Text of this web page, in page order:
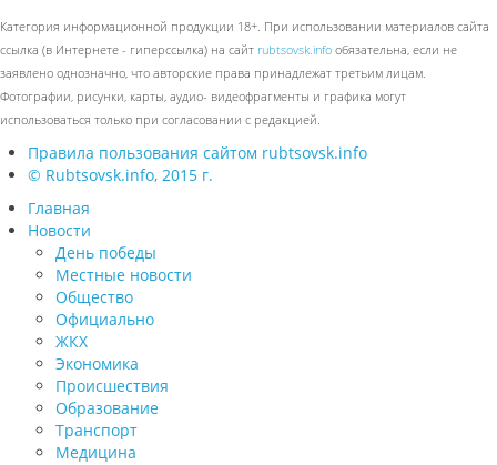
Категория информационной продукции 18+. При использовании материалов сайта
ссылка (в Интернете - гиперссылка) на сайт rubtsovsk.info обязательна, если не
заявлено однозначно, что авторские права принадлежат третьим лицам.
Фотографии, рисунки, карты, аудио- видеофрагменты и графика могут
использоваться только при согласовании с редакцией.
Правила пользования сайтом rubtsovsk.info
© Rubtsovsk.info, 2015 г.
Главная
Новости
День победы
Местные новости
Общество
Официально
ЖКХ
Экономика
Происшествия
Образование
Транспорт
Медицина